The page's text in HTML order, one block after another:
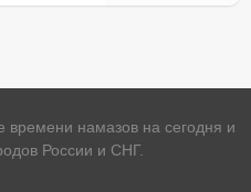
времени намазов на сегодня и
России и СНГ.